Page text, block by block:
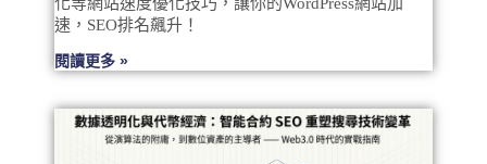
速，SEO排名飆升！
閱讀更多 »